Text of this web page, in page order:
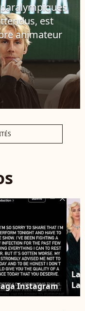
est
animateur
Instagram